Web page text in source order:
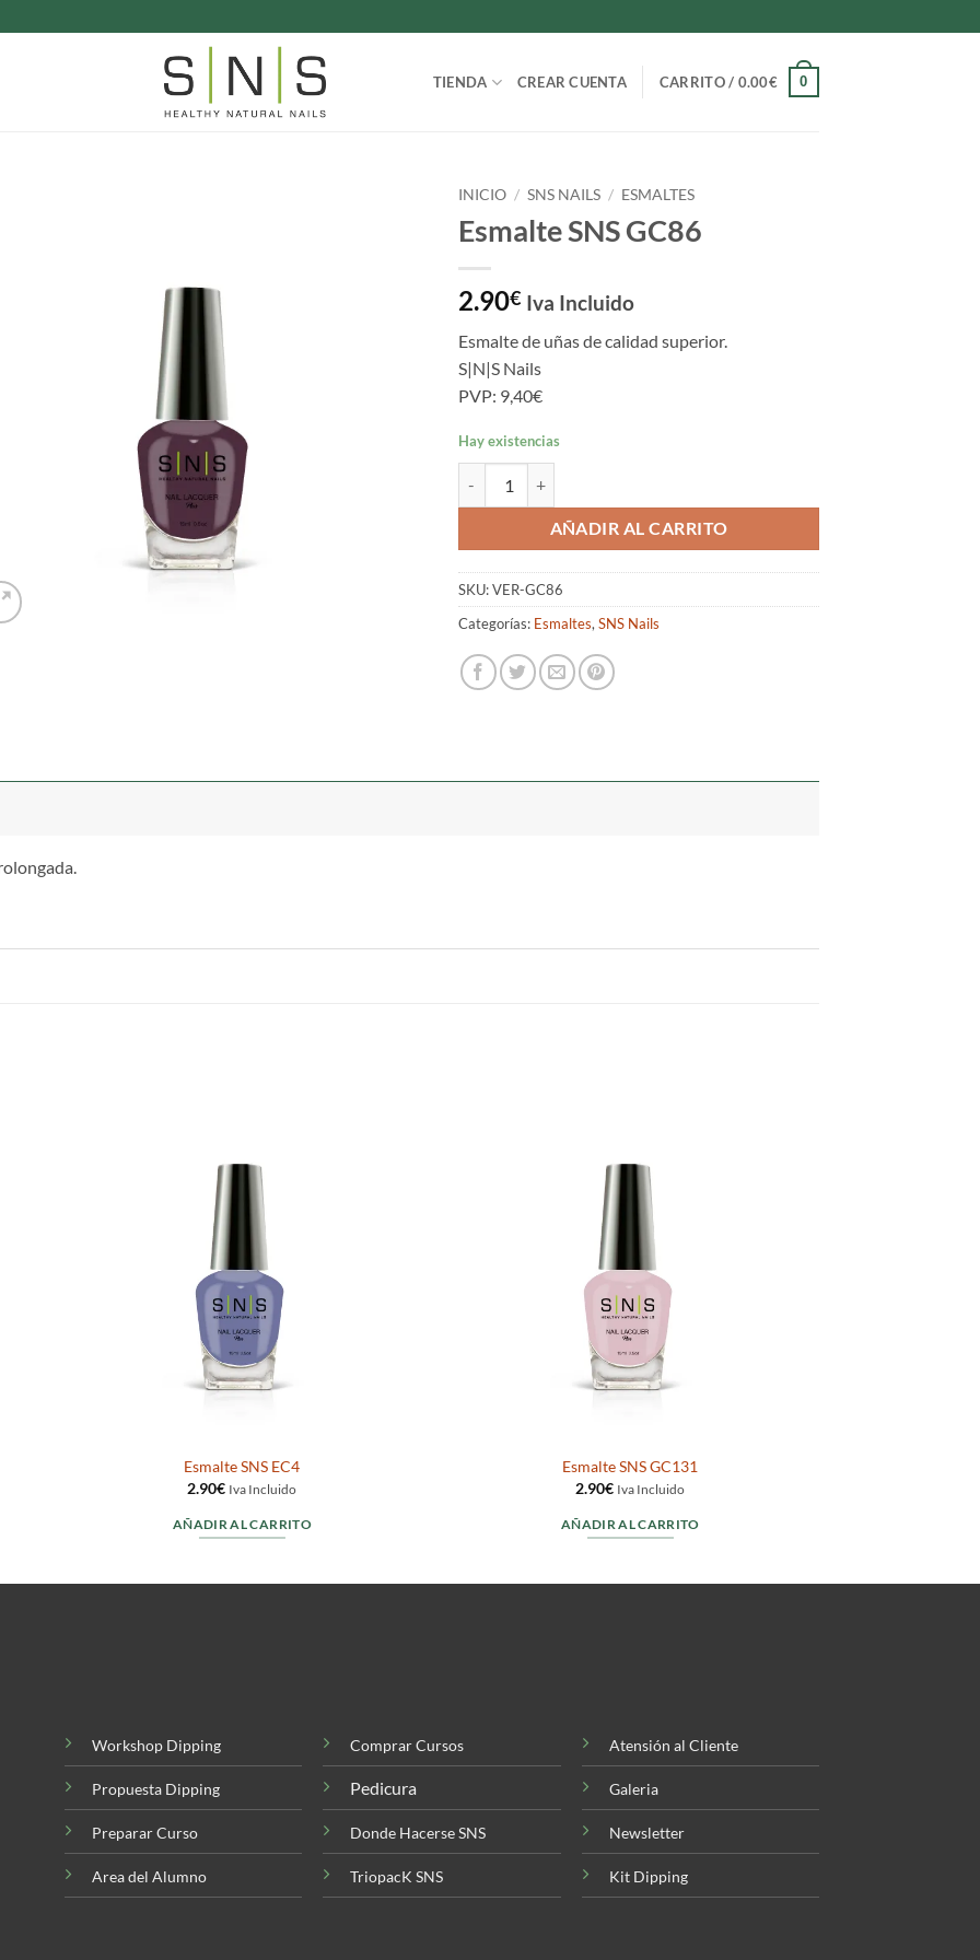
TIENDA CREAR CUENTA CARRITO / 0.00€ 0
INICIO / SNS NAILS / ESMALTES
Esmalte SNS GC86
2.90€ Iva Incluido
Esmalte de uñas de calidad superior.
S|N|S Nails
PVP: 9,40€
Hay existencias
AÑADIR AL CARRITO
SKU:VER-GC86
Categorías: Esmaltes,SNS Nails
Esmalte SNS EC4
2.90€ Iva Incluido
AÑADIR AL CARRITO
Esmalte SNS GC131
2.90€ Iva Incluido
AÑADIR AL CARRITO
Workshop Dipping
Propuesta Dipping
Preparar Curso
Area del Alumno
Comprar Cursos
Pedicura
Donde Hacerse SNS
TriopacK SNS
Atensión al Cliente
Galeria
Newsletter
Kit Dipping